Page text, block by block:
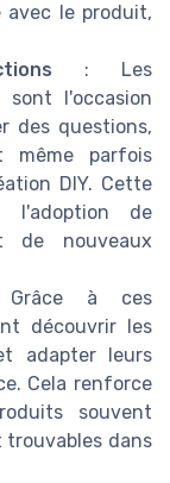
avec le produit,
: Les
sont l'occasion
des questions,
même parfois
DIY. Cette
l'adoption de
de nouveaux
à ces
découvrir les
adapter leurs
Cela renforce
souvent
dans